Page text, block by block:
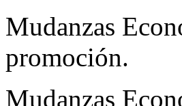
Mudanzas
promoción.
Mudanzas